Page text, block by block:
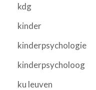
kdg
kinder
kinderpsychologie
kinderpsycholoog
ku leuven